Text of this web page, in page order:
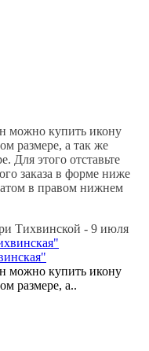
можно купить икону
размере, а так же
Для этого отставьте
заказа в форме ниже
в правом нижнем
Тихвинской - 9 июля
можно купить икону
размере, а..